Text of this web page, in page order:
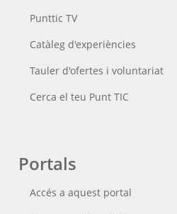
Punttic TV
Catàleg d'experiències
Tauler d'ofertes i voluntariat
Cerca el teu Punt TIC
Portals
Accés a aquest portal